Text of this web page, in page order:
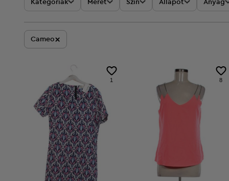
Kategóriák Méret Szín Állapot Anyag
Cameo×
1 8